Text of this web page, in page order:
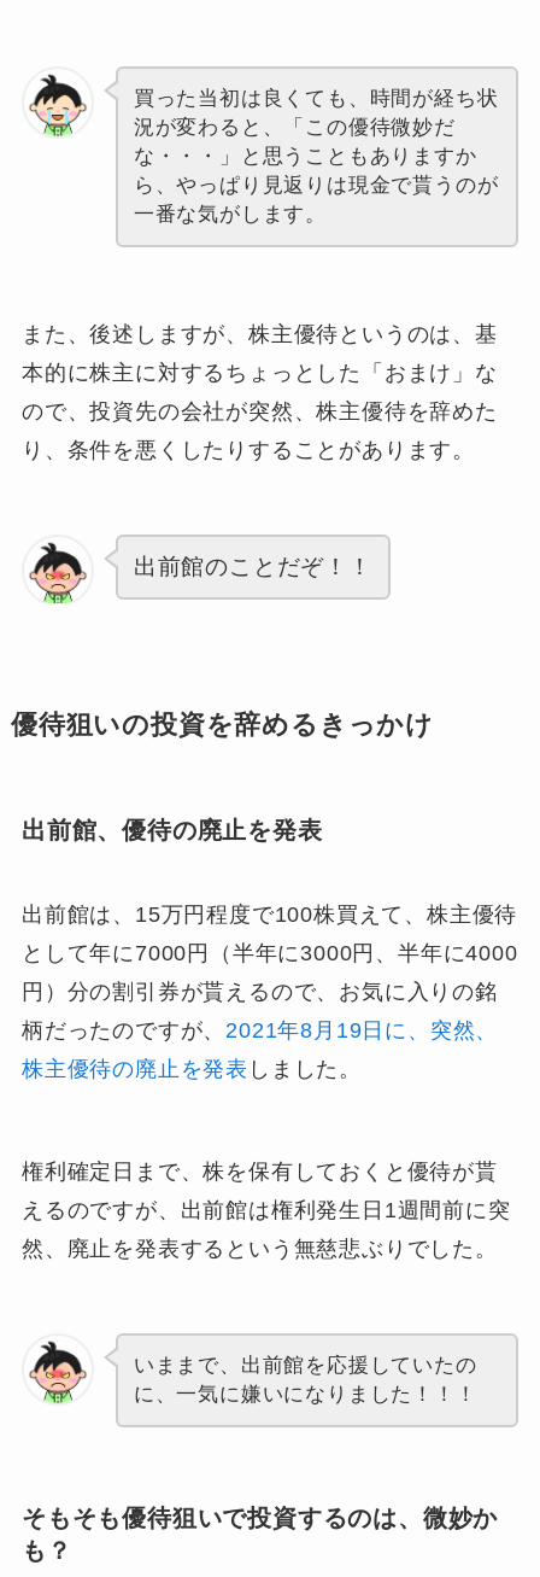
買った当初は良くても、時間が経ち状
況が変わると、「この優待微妙だ
な・・・」と思うこともありますか
ら、やっぱり見返りは現金で貰うのが
一番な気がします。
また、後述しますが、株主優待というのは、基
本的に株主に対するちょっとした「おまけ」な
ので、投資先の会社が突然、株主優待を辞めた
り、条件を悪くしたりすることがあります。
出前館のことだぞ！ ！
優待狙いの投資を辞めるきっかけ
出前館、優待の廃止を発表
出前館は、15万円程度で100株買えて、株主優待
として年に7000円（半年に3000円、半年に4000
円）分の割引券が貰えるので、お気に入りの銘
柄だったのですが、 2021年8月19日に、突然、
株主優待の廃止を発表 しました。
権利確定日まで、株を保有しておくと優待が貰
えるのですが、出前館は権利発生日1週間前に突
然、廃止を発表するという無慈悲ぶりでした。
いままで、出前館を応援していたの
に、一気に嫌いになりました！！！
そもそも優待狙いで投資するのは、微妙か
も？